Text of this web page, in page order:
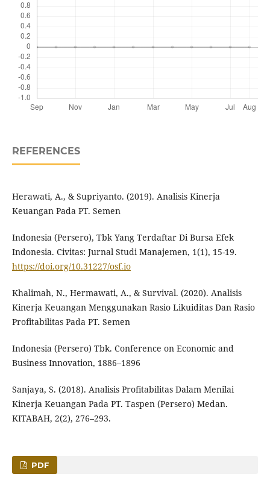
REFERENCES
Herawati, A., & Supriyanto. (2019). Analisis Kinerja
Keuangan Pada PT. Semen
Indonesia (Persero), Tbk Yang Terdaftar Di Bursa Efek
Indonesia. Civitas: Jurnal Studi Manajemen, 1(1), 15-19.
https://doi.org/10.31227/osf.io
Khalimah, N., Hermawati, A., & Survival. (2020). Analisis
Kinerja Keuangan Menggunakan Rasio Likuiditas Dan Rasio
Profitabilitas Pada PT. Semen
Indonesia (Persero) Tbk. Conference on Economic and
Business Innovation, 1886–1896
Sanjaya, S. (2018). Analisis Profitabilitas Dalam Menilai
Kinerja Keuangan Pada PT. Taspen (Persero) Medan.
KITABAH, 2(2), 276–293.
PDF